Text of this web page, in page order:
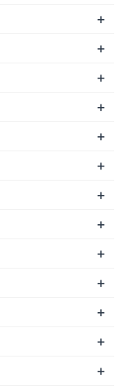
+
+
+
+
+
+
+
+
+
+
+
+
+